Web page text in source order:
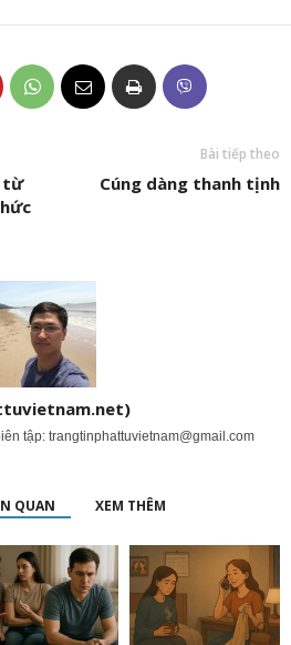
từ
Bài tiếp theo
Cúng dàng thanh tịnh
tập: trangtinphattuvietnam@gmail.com
QUAN XEM THÊM